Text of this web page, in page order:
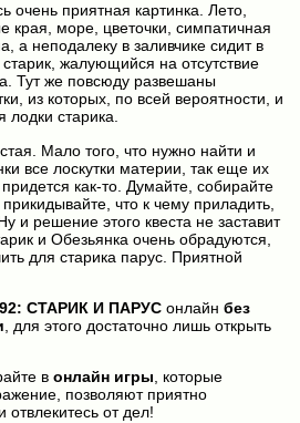
очень приятная картинка. Лето,
края, море, цветочки, симпатичная
а неподалеку в заливчике сидит в
жалующийся на отсутствие
Тут же повсюду развешаны
из которых, по всей вероятности, и
лодки старика.
Мало того, что нужно найти и
все лоскутки материи, так еще их
как-то. Думайте, собирайте
что к чему приладить,
и решение этого квеста не заставит
и Обезьянка очень обрадуются,
для старика парус. Приятной
СТАРИК И ПАРУСонлайн без
, для этого достаточно лишь открыть
в онлайн игры, которые
позволяют приятно
отвлекитесь от дел!